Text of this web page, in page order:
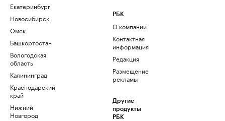
Екатеринбург
Новосибирск
Омск
Башкортостан
Вологодская
область
Калининград
Краснодарский
край
Нижний
Новгород
РБК
О компании
Контактная
информация
Редакция
Размещение
рекламы
Другие
продукты
РБК